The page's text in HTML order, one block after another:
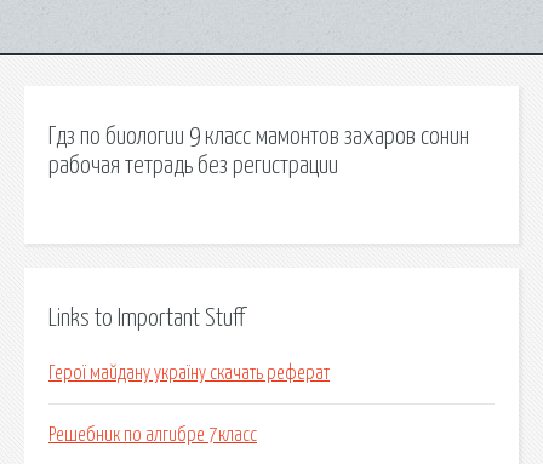
Гдз по биологии 9 класс мамонтов захаров сонин
рабочая тетрадь без регистрации
Links to Important Stuff
Герої майдану україну скачать реферат
Решебник по алгибре 7класс